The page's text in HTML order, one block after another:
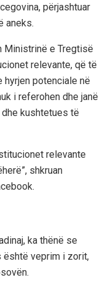
përjashtuar
aneks.
Ministrinë e Tregtisë
relevante, që të
hyrjen potenciale në
i referohen dhe janë
kushtetues të
relevante
shkruan
ka thënë se
është veprim i zorit,